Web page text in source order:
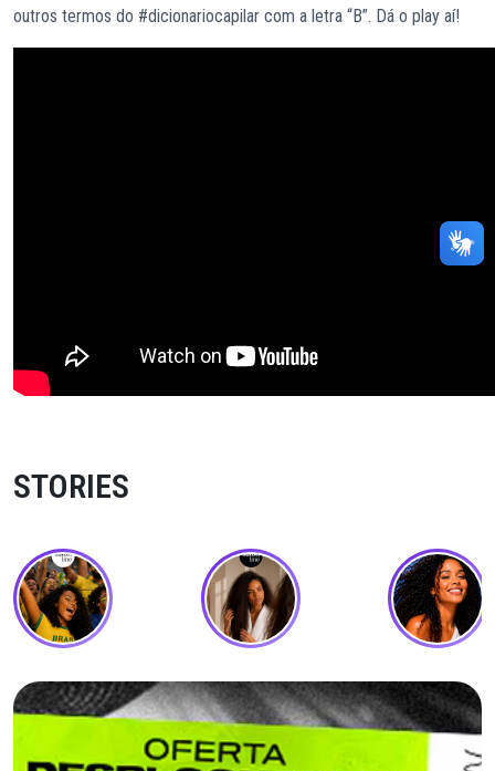
outros termos do #dicionariocapilar com a letra “B”. Dá o play aí!
STORIES